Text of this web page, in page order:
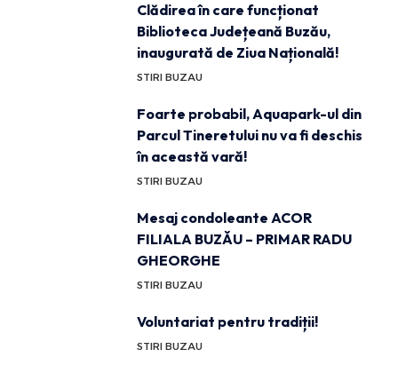
Clădirea în care funcționat
Biblioteca Județeană Buzău,
inaugurată de Ziua Națională!
STIRI BUZAU
Foarte probabil, Aquapark-ul din
Parcul Tineretului nu va fi deschis
în această vară!
STIRI BUZAU
Mesaj condoleante ACOR
FILIALA BUZĂU – PRIMAR RADU
GHEORGHE
STIRI BUZAU
Voluntariat pentru tradiții!
STIRI BUZAU